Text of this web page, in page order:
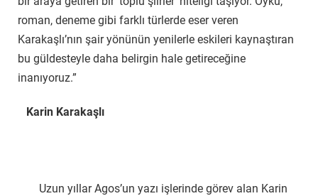
roman, deneme gibi farklı türlerde eser veren
Karakaşlı’nın şair yönünün yenilerle eskileri kaynaştıran
bu güldesteyle daha belirgin hale getireceğine
inanıyoruz.”
Karin Karakaşlı
Uzun yıllar Agos’un yazı işlerinde görev alan Karin